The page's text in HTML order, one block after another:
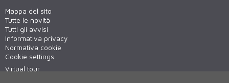
Mappa del sito
Tutte le novità
Tutti gli avvisi
Informativa privacy
Normativa cookie
Cookie settings
Virtual tour